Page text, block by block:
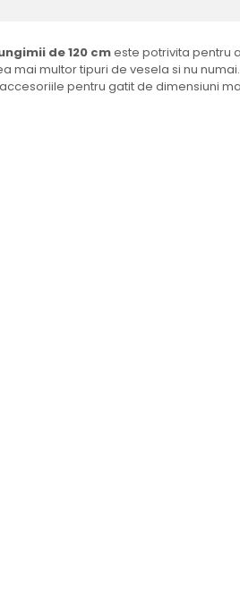
de 120 cmeste potrivita pentru
mai multor tipuri de vesela si nu numai.
pentru gatit de dimensiuni